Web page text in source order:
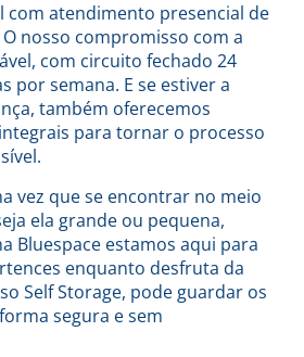
com atendimento presencial de
nosso compromisso com a
com circuito fechado 24
por semana. E se estiver a
também oferecemos
para tornar o processo
vez que se encontrar no meio
ela grande ou pequena,
Bluespace estamos aqui para
enquanto desfruta da
Self Storage, pode guardar os
segura e sem